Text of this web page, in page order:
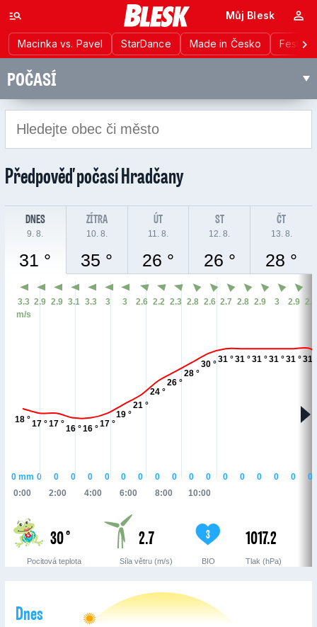
Macinka vs. Pavel StarDance Made in Česko
Můj Blesk
POČASÍ
Předpověď počasíHradčany
DNES
9. 8.
31 °
ZÍTRA
10. 8.
35 °
ÚT
11. 8.
26 °
ST
12. 8.
26 °
ČT
13. 8.
28 °
18 °17 °17 °16 °16 °17 °
19 °
21 °
24 °
26 °
28 °
30 °31 °31 °31 °31 °31 °31
0:00 2:00 4:00 6:00 8:00 10:00
0mm 0 0 0 0 0 0 0 0 0 0 0 0 0 0 0 0 0
3.3
m/s
2.9 2.9 3.1 3.3 3 3 2.6 2.2 2.3 2.8 2.6 2.7 2.8 2.9 3 2.9 2.6
30 °
Pocitová teplota
2.7
Síla větru (m/s)
3
BIO
1017.2
Tlak (hPa)
Dnes